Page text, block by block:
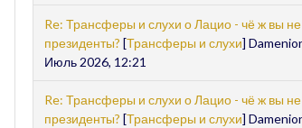
Re: Трансферы и слухи о Лацио - чё ж вы не
президенты? [Трансферы и слухи]
Июль 2026, 12:21
Re: Трансферы и слухи о Лацио - чё ж вы не
президенты? [Трансферы и слухи]